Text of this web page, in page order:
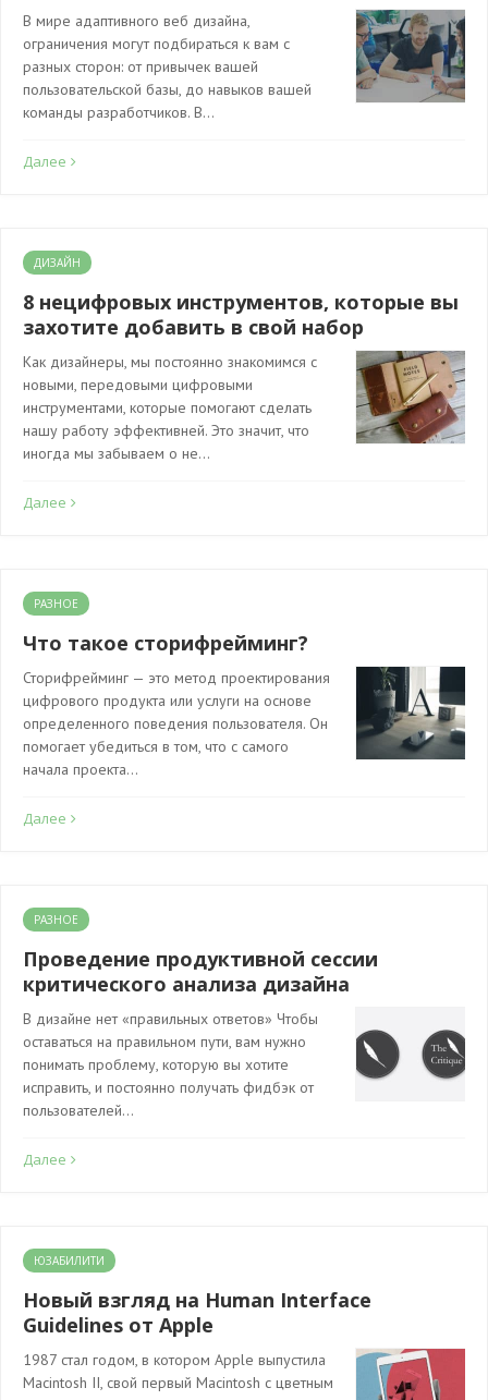
В мире адаптивного веб дизайна,
ограничения могут подбираться к вам с
разных сторон: от привычек вашей
пользовательской базы, до навыков вашей
команды разработчиков. В…
Далее
ДИЗАЙН
8 нецифровых инструментов, которые вы
захотите добавить в свой набор
Как дизайнеры, мы постоянно знакомимся с
новыми, передовыми цифровыми
инструментами, которые помогают сделать
нашу работу эффективней. Это значит, что
иногда мы забываем о не…
Далее
РАЗНОЕ
Что такое сторифрейминг?
Сторифрейминг — это метод проектирования
цифрового продукта или услуги на основе
определенного поведения пользователя. Он
помогает убедиться в том, что с самого
начала проекта…
Далее
РАЗНОЕ
Проведение продуктивной сессии
критического анализа дизайна
В дизайне нет «правильных ответов» Чтобы
оставаться на правильном пути, вам нужно
понимать проблему, которую вы хотите
исправить, и постоянно получать фидбэк от
пользователей…
Далее
ЮЗАБИЛИТИ
Новый взгляд на Human Interface
Guidelines от Apple
1987 стал годом, в котором Apple выпустила
Macintosh II, свой первый Macintosh с цветным